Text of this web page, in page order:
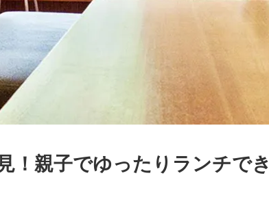
！親子でゆったりランチでき